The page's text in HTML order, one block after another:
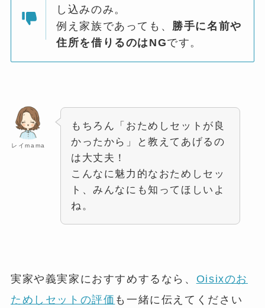
し込みのみ。
例え家族であっても、 勝手に名前や
住所を借りるのはNGです。
レイmama
もちろん「おためしセットが良
かったから」と教えてあげるの
は大丈夫！
こんなに魅力的なおためしセッ
ト、みんなにも知ってほしいよ
ね。
実家や義実家におすすめするなら、 Oisixのお
ためしセットの評価 も一緒に伝えてください